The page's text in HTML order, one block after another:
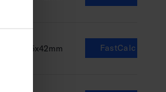
225x225x42mm FastCalc